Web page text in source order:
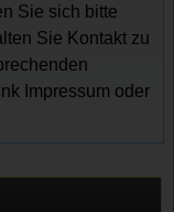
Sie sich bitte
Sie Kontakt zu
Impressum oder